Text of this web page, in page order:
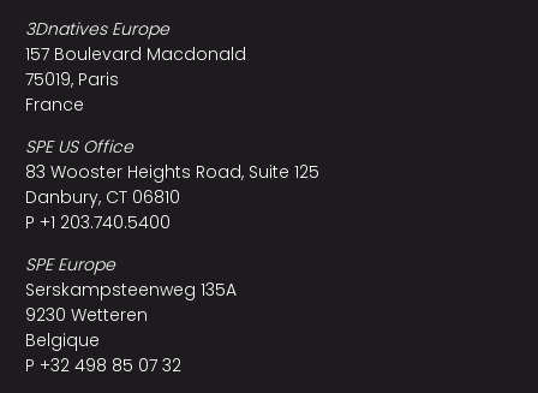
3Dnatives Europe
157 Boulevard Macdonald
75019, Paris
France
SPE US Office
83 Wooster Heights Road, Suite 125
Danbury, CT 06810
P +1 203.740.5400
SPE Europe
Serskampsteenweg 135A
9230 Wetteren
Belgique
P +32 498 85 07 32